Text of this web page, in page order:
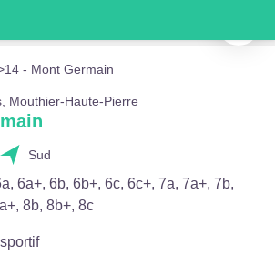
Voir l'image en plein écran
14 - Mont Germain
Mouthier-Haute-Pierre
Sud
6a+, 6b, 6b+, 6c, 6c+, 7a, 7a+, 7b,
8b, 8b+, 8c